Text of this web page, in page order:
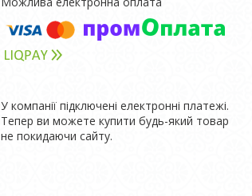
У компанії підключені електронні платежі.
Тепер ви можете купити будь-який товар
не покидаючи сайту.